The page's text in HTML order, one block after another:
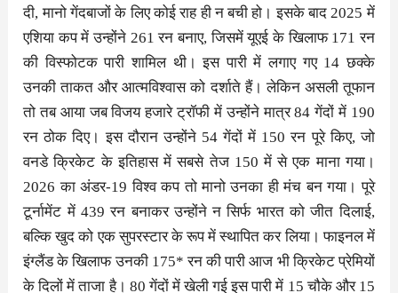
दी, मानो गेंदबाजों के लिए कोई राह ही न बची हो। इसके बाद 2025 में
एशिया कप में उन्होंने 261 रन बनाए, जिसमें यूएई के खिलाफ 171 रन
की विस्फोटक पारी शामिल थी। इस पारी में लगाए गए 14 छक्के
उनकी ताकत और आत्मविश्वास को दर्शाते हैं। लेकिन असली तूफान
तो तब आया जब विजय हजारे ट्रॉफी में उन्होंने मात्र 84 गेंदों में 190
रन ठोक दिए। इस दौरान उन्होंने 54 गेंदों में 150 रन पूरे किए, जो
वनडे क्रिकेट के इतिहास में सबसे तेज 150 में से एक माना गया।
2026 का अंडर-19 विश्व कप तो मानो उनका ही मंच बन गया। पूरे
टूर्नामेंट में 439 रन बनाकर उन्होंने न सिर्फ भारत को जीत दिलाई,
बल्कि खुद को एक सुपरस्टार के रूप में स्थापित कर लिया। फाइनल में
इंग्लैंड के खिलाफ उनकी 175* रन की पारी आज भी क्रिकेट प्रेमियों
के दिलों में ताजा है। 80 गेंदों में खेली गई इस पारी में 15 चौके और 15